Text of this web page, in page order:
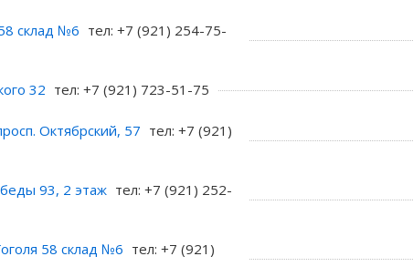
склад №6 тел: +7 (921) 254-75-
32 тел: +7 (921) 723-51-75
Октябрский, 57 тел: +7 (921)
93, 2 этаж тел: +7 (921) 252-
58 склад №6 тел: +7 (921)